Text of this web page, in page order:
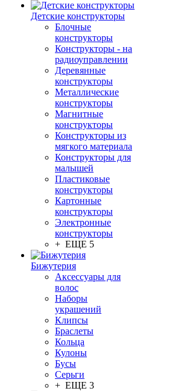
Детские конструкторы
Блочные
конструкторы
Конструкторы - на
радиоуправлении
Деревянные
конструкторы
Металлические
конструкторы
Магнитные
конструкторы
Конструкторы из
мягкого материала
Конструкторы для
малышей
Пластиковые
конструкторы
Картонные
конструкторы
Электронные
конструкторы
+ ЕЩЕ 5
Бижутерия
Аксессуары для
волос
Наборы
украшений
Клипсы
Браслеты
Кольца
Кулоны
Бусы
Серьги
+ ЕЩЕ 3